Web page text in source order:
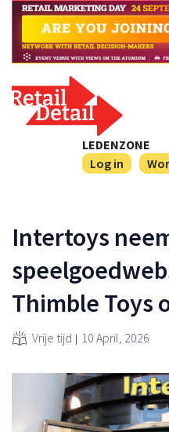
LEDENZONE
Log in
Intertoys
Thimble Toys
Vrije tijd 10 April, 2026